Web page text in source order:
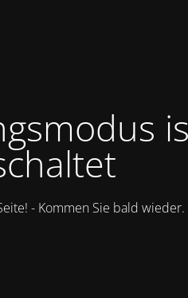
- Kommen Sie bald wieder.